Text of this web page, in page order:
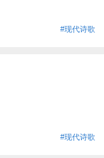
#现代诗歌
#现代诗歌